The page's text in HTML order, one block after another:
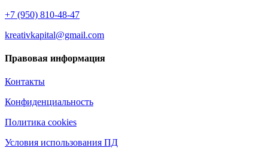
+7 (950) 810-48-47
kreativkapital@gmail.com
Правовая информация
Контакты
Конфиденциальность
Политика cookies
Условия использования ПД